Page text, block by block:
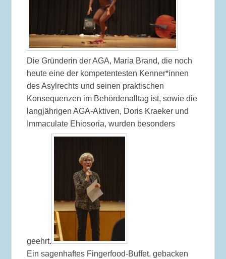
Die Gründerin der AGA, Maria Brand, die noch
heute eine der kompetentesten Kenner*innen
des Asylrechts und seinen praktischen
Konsequenzen im Behördenalltag ist, sowie die
langjährigen AGA-Aktiven, Doris Kraeker und
Immaculate Ehiosoria, wurden besonders
geehrt.
Ein sagenhaftes Fingerfood-Buffet, gebacken